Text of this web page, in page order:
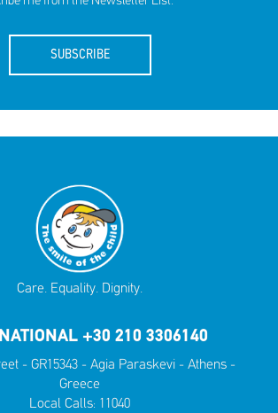
SUBSCRIBE
Care. Equality. Dignity.
+30 210 3306140
- GR15343 - Agia Paraskevi - Athens -
Greece
Local Calls: 11040